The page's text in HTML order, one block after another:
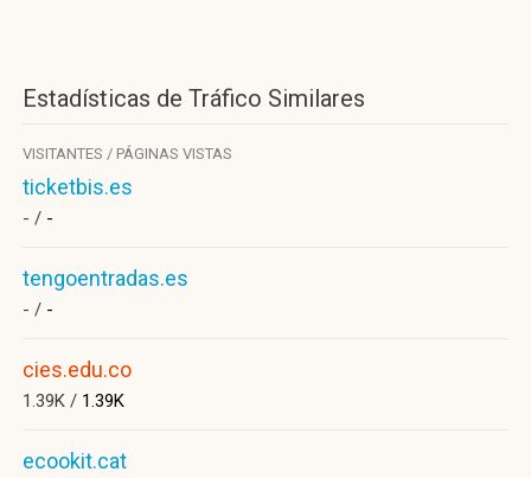
Estadísticas de Tráfico Similares
VISITANTES / PÁGINAS VISTAS
ticketbis.es
- / -
tengoentradas.es
- / -
cies.edu.co
1.39K / 1.39K
ecookit.cat